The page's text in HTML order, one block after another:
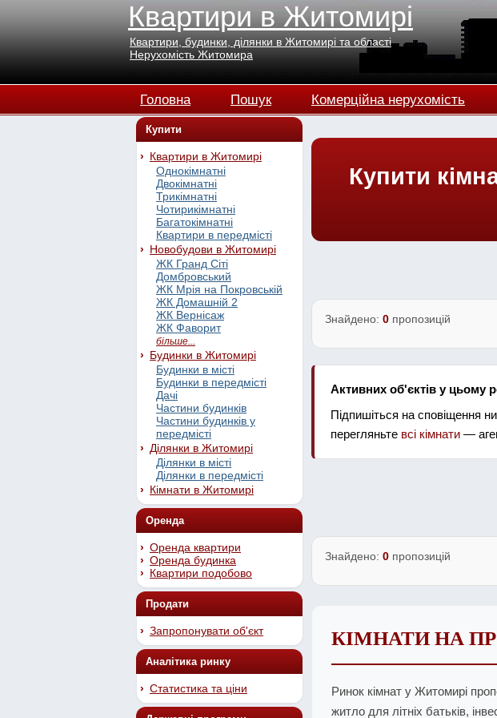
Квартири в Житомирі
Квартири, будинки, ділянки в Житомирі та області
Нерухомість Житомира
Головна Пошук Комерційна нерухомість
Купити
Квартири в Житомирі
Однокімнатні
Двокімнатні
Трикімнатні
Чотирикімнатні
Багатокімнатні
Квартири в передмісті
Новобудови в Житомирі
ЖК Гранд Сіті
Домбровський
ЖК Мрія на Покровській
ЖК Домашній 2
ЖК Вернісаж
ЖК Фаворит
більше...
Будинки в Житомирі
Будинки в місті
Будинки в передмісті
Дачі
Частини будинків
Частини будинків у
передмісті
Ділянки в Житомирі
Ділянки в місті
Ділянки в передмісті
Кімнати в Житомирі
Оренда
Оренда квартири
Оренда будинка
Квартири подобово
Продати
Запропонувати об'єкт
Аналітика ринку
Статистика та ціни
Купити
Знайдено: 0 пропозицій
Активних об'єктів у цьому
Підпишіться на сповіщення
перегляньте всі кімнати —
Знайдено: 0 пропозицій
КІМНАТИ НА
Ринок кімнат у Житомирі
житло для літніх батьків,